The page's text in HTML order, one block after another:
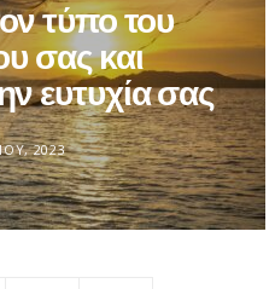
τύπο του
σας και
ευτυχία σας
2023